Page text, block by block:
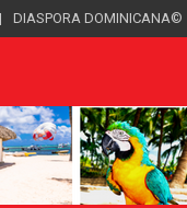
DIASPORA DOMINICANA©